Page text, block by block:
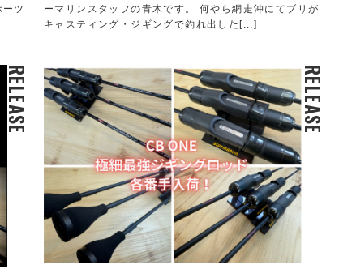
ツ
ーマリンスタッフの青木です。 何やら網走沖にてブリが
キャスティング・ジギングで釣れ出した[...]
RELEASE RELEASE